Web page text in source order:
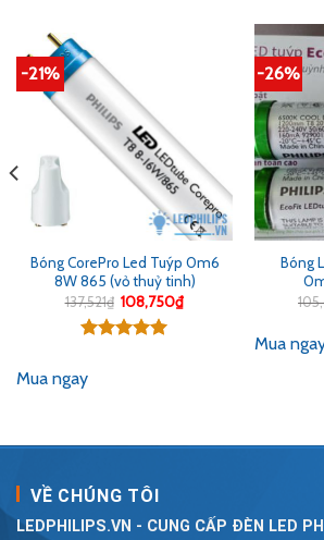
-21%
Bóng CorePro Led Tuýp 0m6
8W 865 (vỏ thuỷ tinh)
137,521₫ Giá
gốc
là:
108,750₫Giá
hiện
5 sao
Mua ngay
-26%
Bóng
Mua
VỀ CHÚNG TÔI
LEDPHILIPS.VN - CUNG CẤP ĐÈN LED